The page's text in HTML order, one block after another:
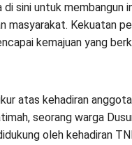
di sini untuk
masyarakat. Kekuatan
kemajuan yang
atas kehadiran
seorang warga
oleh kehadiran